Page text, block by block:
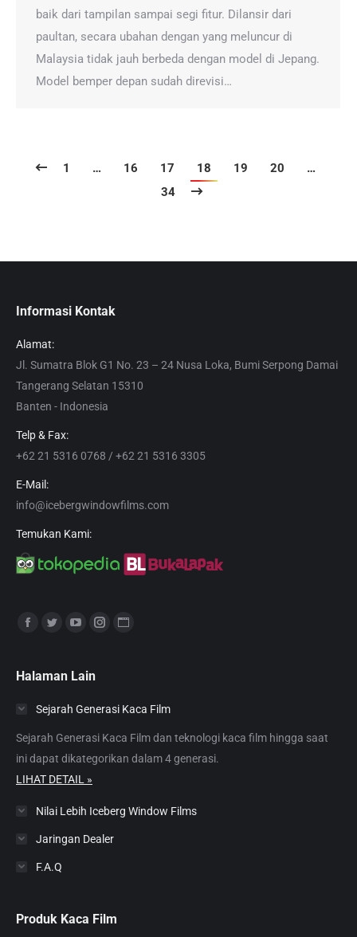
baik dari tampilan sampai segi fitur. Dilansir dari
paultan, secara ubahan dengan yang meluncur di
Malaysia tidak jauh berbeda dengan model di Jepang.
Model bemper depan sudah direvisi…
1 … 16 17 18 19 20
…
34
Informasi Kontak
Alamat:
Jl. Sumatra Blok G1 No. 23 – 24 Nusa Loka, Bumi Serpong Damai
Tangerang Selatan 15310
Banten - Indonesia
Telp & Fax:
+62 21 5316 0768 / +62 21 5316 3305
E-Mail:
info@icebergwindowfilms.com
Temukan Kami:
Find us on:
opens
new
window
opens
new
window
YouTube
opens
new
window
Instagram
new
window
new
window
Halaman Lain
Sejarah Generasi Kaca Film
Sejarah Generasi Kaca Film dan teknologi kaca film hingga saat
ini dapat dikategorikan dalam 4 generasi.
LIHAT DETAIL »
Nilai Lebih Iceberg Window Films
Jaringan Dealer
F.A.Q
Produk Kaca Film